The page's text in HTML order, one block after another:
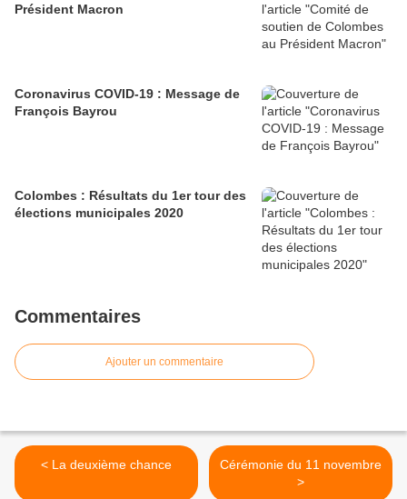
Président Macron
Coronavirus COVID-19 : Message de
François Bayrou
Colombes : Résultats du 1er tour des
élections municipales 2020
Commentaires
Ajouter un commentaire
< La deuxième chance
Cérémonie du 11 novembre
>